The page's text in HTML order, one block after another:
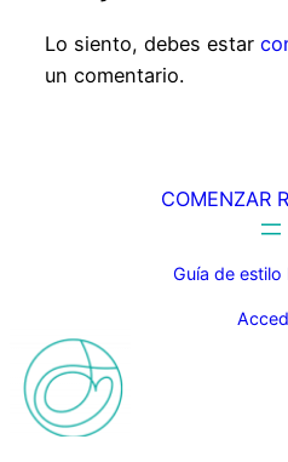
Lo siento, debes estar
un comentario.
COMENZAR
Guía de estilo